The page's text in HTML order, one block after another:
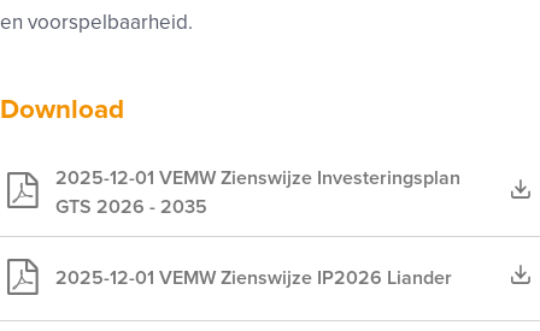
en voorspelbaarheid.
Download
2025-12-01 VEMW Zienswijze Investeringsplan
GTS 2026 - 2035
2025-12-01 VEMW Zienswijze IP2026 Liander